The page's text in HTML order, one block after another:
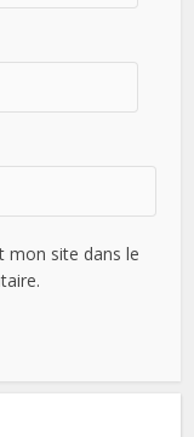
mon site dans le